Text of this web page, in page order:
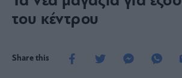
του κέντρου
Share this